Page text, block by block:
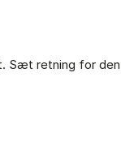
Sæt retning for den